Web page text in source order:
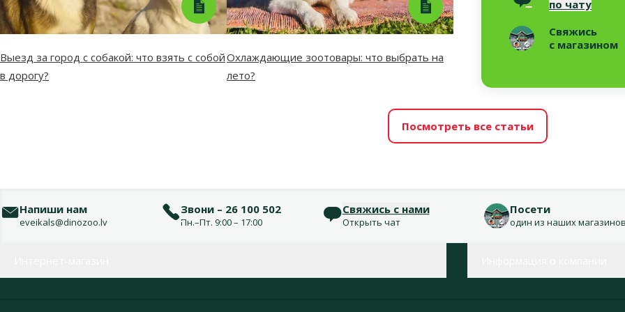
по чату
Свяжись
с магазином
Выезд за город с собакой: что взять с собой
в дорогу?
Охлаждающие зоотовары: что выбрать на
лето?
Посмотреть все статьи
Напиши нам
eveikals@dinozoo.lv
Звони – 26 100 502
Пн.–Пт. 9:00 – 17:00
Свяжись с нами
Открыть чат
Посети
один из наших